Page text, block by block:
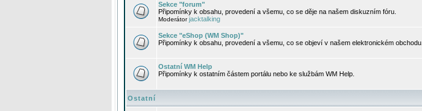
Sekce "forum"
Připomínky k obsahu, provedení a všemu, co se děje na našem diskuzním fóru.
Moderátorjacktalking
Sekce "eShop (WM Shop)"
Připomínky k obsahu, provedení a všemu, co se objeví v našem elektronickém obchodu.
Ostatní WM Help
Připomínky k ostatním částem portálu nebo ke službám WM Help.
Ostatní